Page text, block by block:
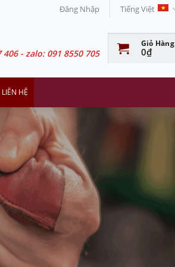
Đăng Nhập Tiếng Việt
406 - zalo: 091 8550 705
Giỏ Hàng
0₫
LIÊN HỆ